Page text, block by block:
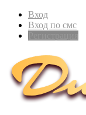
Вход
Вход по смс